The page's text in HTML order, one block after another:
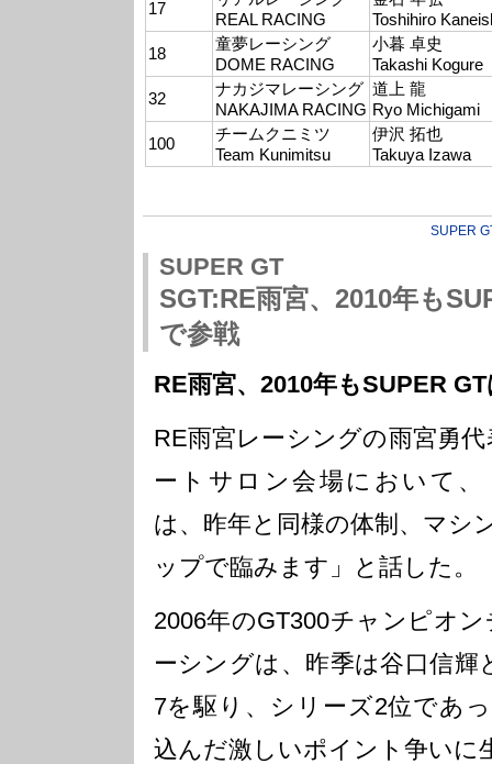
17
REAL RACING
Toshihiro
18
童夢レーシング
DOME RACING
小暮 卓史
Takashi Kogure
32
ナカジマレーシング
NAKAJIMA RACING
道上 龍
Ryo Michigami
100
チームクニミツ
Team Kunimitsu
伊沢 拓也
Takuya Izawa
SUPER
SUPER GT
SGT:RE雨宮、2010年も
で参戦
RE雨宮、2010年もSUPER
RE雨宮レーシングの雨宮勇
ートサロン会場において、
は、昨年と同様の体制、マシ
ップで臨みます」と話した。
2006年のGT300チャンピオ
ーシングは、昨季は谷口信
7を駆り、シリーズ2位であ
込んだ激しいポイント争いに